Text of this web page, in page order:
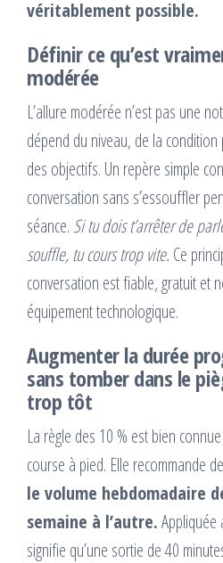
véritablement possible.
Définir ce qu’est
modérée
L’allure modérée n’est pas une
dépend du niveau, de la
des objectifs. Un repère simple
conversation sans s’essouffler
séance. Si tu dois t’arrêter de
souffle, tu cours trop vite. Ce
conversation est fiable, gratuit et
équipement technologique.
Augmenter la durée
sans tomber dans le
trop tôt
La règle des 10 % est bien
course à pied. Elle recommande de
le volume hebdomadaire
semaine à l’autre.
signifie qu’une sortie de 40